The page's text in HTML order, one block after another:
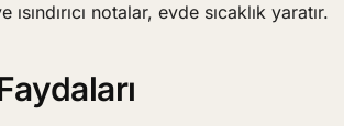
ısındırıcı notalar, evde sıcaklık yaratır.